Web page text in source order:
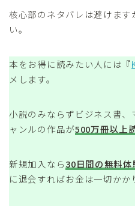
核心部のネタバレは避けま
い。
本をお得に読みたい人には『
メします。
小説のみならずビジネス書
ャンルの作品が500万冊以上
新規加入なら30日間の無料体
に退会すればお金は一切かか